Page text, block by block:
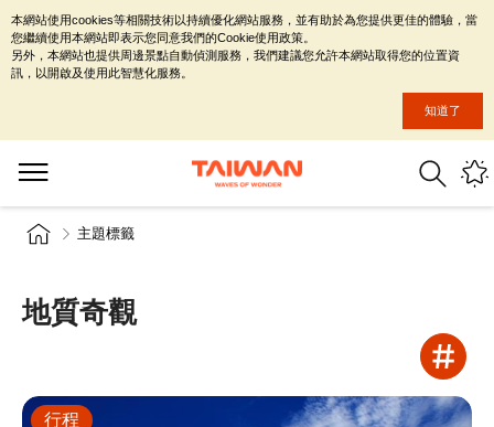
主題標籤
地質奇觀
行程
本網站使用cookies等相關技術以持續優化網站服務，並有助於為您提供更佳的體驗，當
您繼續使用本網站即表示您同意我們的Cookie使用政策。
另外，本網站也提供周邊景點自動偵測服務，我們建議您允許本網站取得您的位置資
訊，以開啟及使用此智慧化服務。
知道了